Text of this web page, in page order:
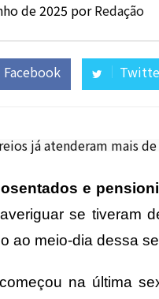
de 2025 porRedação
Facebook
e
se tiveram
ao meio-dia dessa
na última